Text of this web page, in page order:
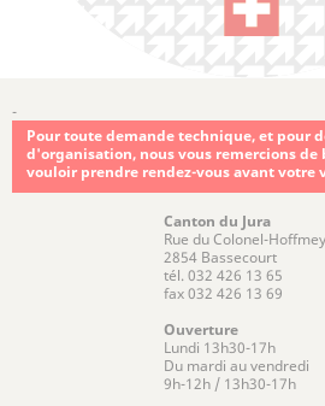
-
Pour toute demande technique, et pour
d'organisation, nous vous remercions de
vouloir prendre rendez-vous avant votre
Canton du Jura
Rue du Colonel-
2854 Bassecourt
tél. 032 426 13 65
fax 032 426 13 69
Ouverture
Lundi 13h30-17h
Du mardi au vendredi
9h-12h / 13h30-17h